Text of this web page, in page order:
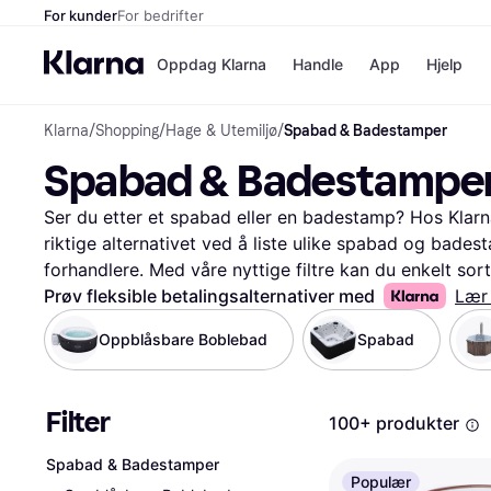
For kunderFor bedrifter
Oppdag Klarna
Betal nå
Betal i 3 deler
Betal innen
Finansiering
Vipps
Handle
Butikker
App Hjelp
Klarna/Shopping/Hage & Utemiljø/Spabad & Badestamper
Spabad &
Ser du etter et spabad eller en badestamp? Hos
riktige alternativet ved å liste ulike spabad og
forhandlere. Med våre nyttige filtre kan du enkelt
pris. Dette gjør det lettere for deg å finne det som
kan også lese brukeranmeldelser for å få innsikt i
oppdaterte lister gir deg muligheten til å
en veloverveid beslutning. Vi guider deg til de beste
Les mer om spabad & badestamper her
Prøv fleksible betalingsalternativer med Lær
Oppblåsbare Boblebad Spabad
Filter
Spabad & Badestamper
100+ produkter
Populær